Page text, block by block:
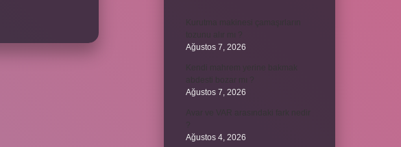
Ağustos 7, 2026
Ağustos 7, 2026
Ağustos 4, 2026